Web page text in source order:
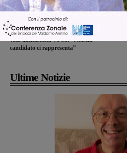
Ballottaggio, la posizione della
Sinistra. PRC e PaP: “Invitiamo a un
voto antifascista”. PCI: “Nessun
candidato ci rappresenta”
Ultime Notizie